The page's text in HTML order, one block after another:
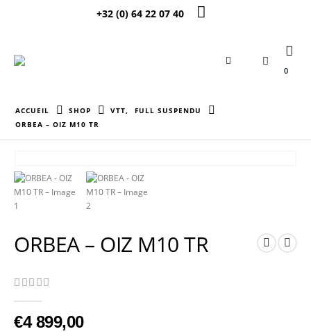
+32 (0) 64 22 07 40
0
ACCUEIL SHOP VTT
FULL SUSPENDU
ORBEA – OIZ M10 TR
ORBEA – OIZ M10 TR
0Sur 5
€4 899,00